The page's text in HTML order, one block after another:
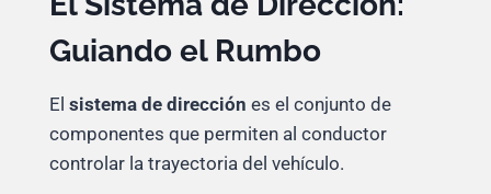
Guiando el Rumbo
El sistema de dirección es el conjunto de
componentes que permiten al conductor
controlar la trayectoria del vehículo.